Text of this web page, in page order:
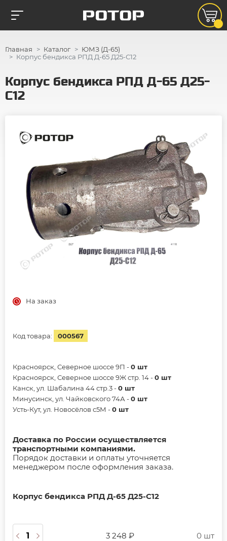
Главная Каталог
ЮМЗ (Д-65)
Корпус бендикса РПД Д-65 Д25-С12
Корпус бендикса РПД Д-65 Д25-
С12
На заказ
Код товара: 000567
Красноярск, Северное шоссе 9П -0 шт
Красноярск, Северное шоссе 9Ж стр. 14 -0 шт
Канск, ул. Шабалина 44 стр.3 -0 шт
Минусинск, ул. Чайковского 74А -0 шт
Усть-Кут, ул. Новосёлов с5М -0 шт
Доставка по России осуществляется
транспортными компаниями.
Порядок доставки и оплаты уточняется
менеджером после оформления заказа.
Корпус бендикса РПД Д-65 Д25-С12
3 248 ₽ 0 шт